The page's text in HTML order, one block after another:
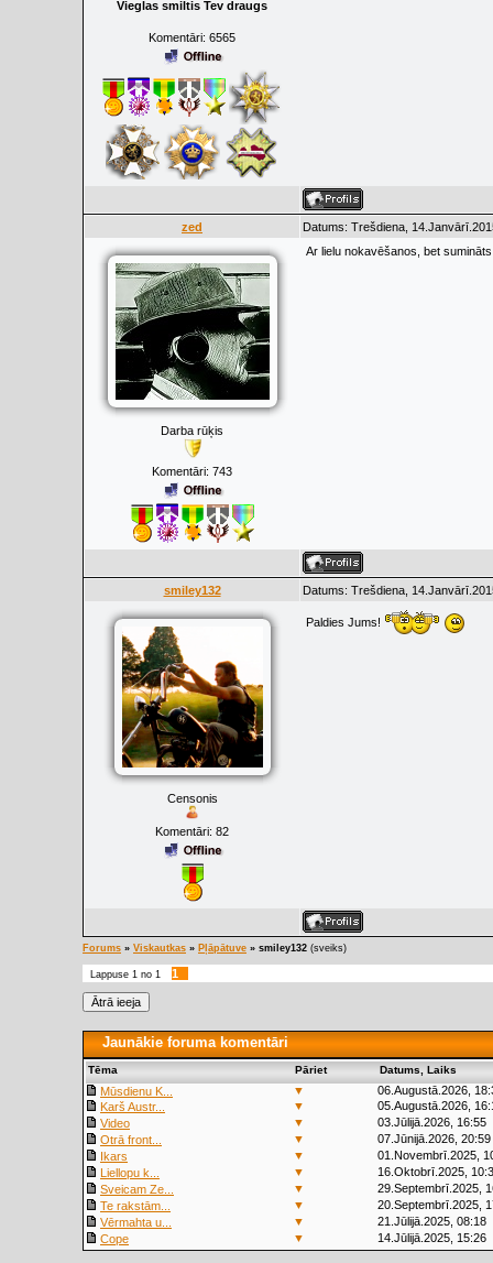
Vieglas smiltis Tev draugs
Komentāri: 6565
zed Datums: Trešdiena,
Darba rūķis
Komentāri: 743
Ar lielu nokavēšanos, bet
smiley132 Datums: Trešdiena,
Censonis
Komentāri: 82
Paldies Jums!
Forums » Viskautkas » Pļāpātuve » smiley132 (sveiks)
Lappuse 1 no 1 1
Jaunākie foruma komentāri
Tēma Pāriet Datums, Laiks
Mūsdienu K... ▼
06.Augustā.2026,
Karš Austr...
▼
05.Augustā.2026,
Video
▼
03.Jūlijā.2026, 16:55
Otrā front...
▼
07.Jūnijā.2026, 20:59
Ikars
▼
01.Novembrī.2025,
Liellopu k...
▼
16.Oktobrī.2025,
Sveicam Ze...
▼
29.Septembrī.2025,
Te rakstām...
▼
20.Septembrī.2025,
Vērmahta u...
▼
21.Jūlijā.2025, 08:18
Cope
▼ 14.Jūlijā.2025, 15:26